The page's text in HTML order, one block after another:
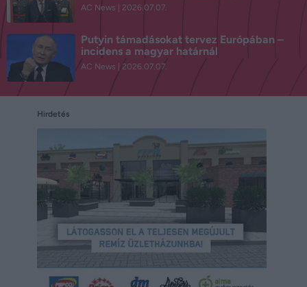
AC News 2026.07.07.
Putyin támadásokat tervez Európában –
incidens a magyar határnál
AC News 2026.07.07.
Hirdetés